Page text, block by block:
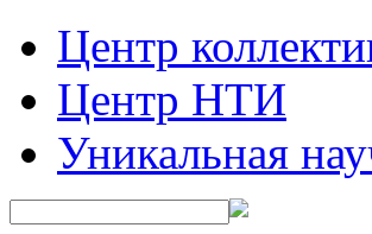
Центр
Центр НТИ
Уникальная